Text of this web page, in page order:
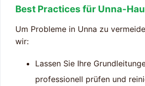
Best Practices für Unna-
Um Probleme in Unna zu
wir:
Lassen Sie Ihre
professionell prüfen und